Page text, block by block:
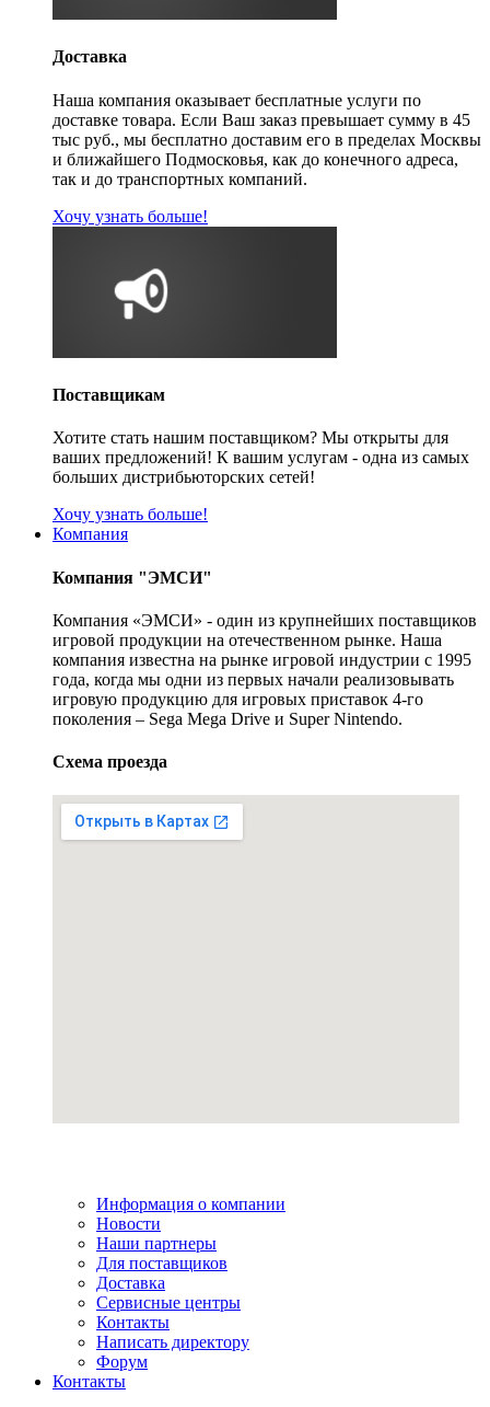
Доставка
Наша компания оказывает бесплатные услуги по
доставке товара. Если Ваш заказ превышает сумму в 45
тыс руб., мы бесплатно доставим его в пределах Москвы
и ближайшего Подмосковья, как до конечного адреса,
так и до транспортных компаний.
Хочу узнать больше!
Поставщикам
Хотите стать нашим поставщиком? Мы открыты для
ваших предложений! К вашим услугам - одна из самых
больших дистрибьюторских сетей!
Хочу узнать больше!
Компания
Компания "ЭМСИ"
Компания «ЭМСИ» - один из крупнейших поставщиков
игровой продукции на отечественном рынке. Наша
компания известна на рынке игровой индустрии с 1995
года, когда мы одни из первых начали реализовывать
игровую продукцию для игровых приставок 4-го
поколения – Sega Mega Drive и Super Nintendo.
Схема проезда
Информация о компании
Новости
Наши партнеры
Для поставщиков
Доставка
Сервисные центры
Контакты
Написать директору
Форум
Контакты